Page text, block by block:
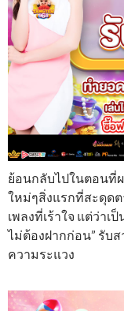
ย้อนกลับไปในตอนที่
ใหม่ๆสิ่งแรกที่สะดุด
เพลงที่เร้าใจ แต่ว่าเ
ไม่ต้องฝากก่อน” รับ
ความระแวง